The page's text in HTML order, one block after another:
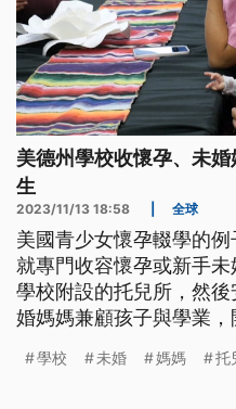
美德州學校收懷孕、未
生
2023/11/13 18:58 全球
美國青少女懷孕輟學的
就專門收容懷孕或新手
學校附設的托兒所，然
婚媽媽兼顧孩子與學業，
學校 未婚 媽媽 托